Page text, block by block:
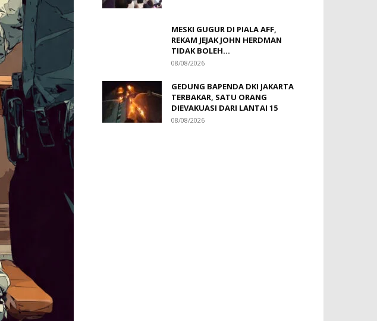
MESKI GUGUR DI PIALA AFF,
REKAM JEJAK JOHN HERDMAN
TIDAK BOLEH...
08/08/2026
GEDUNG BAPENDA DKI JAKARTA
TERBAKAR, SATU ORANG
DIEVAKUASI DARI LANTAI 15
08/08/2026